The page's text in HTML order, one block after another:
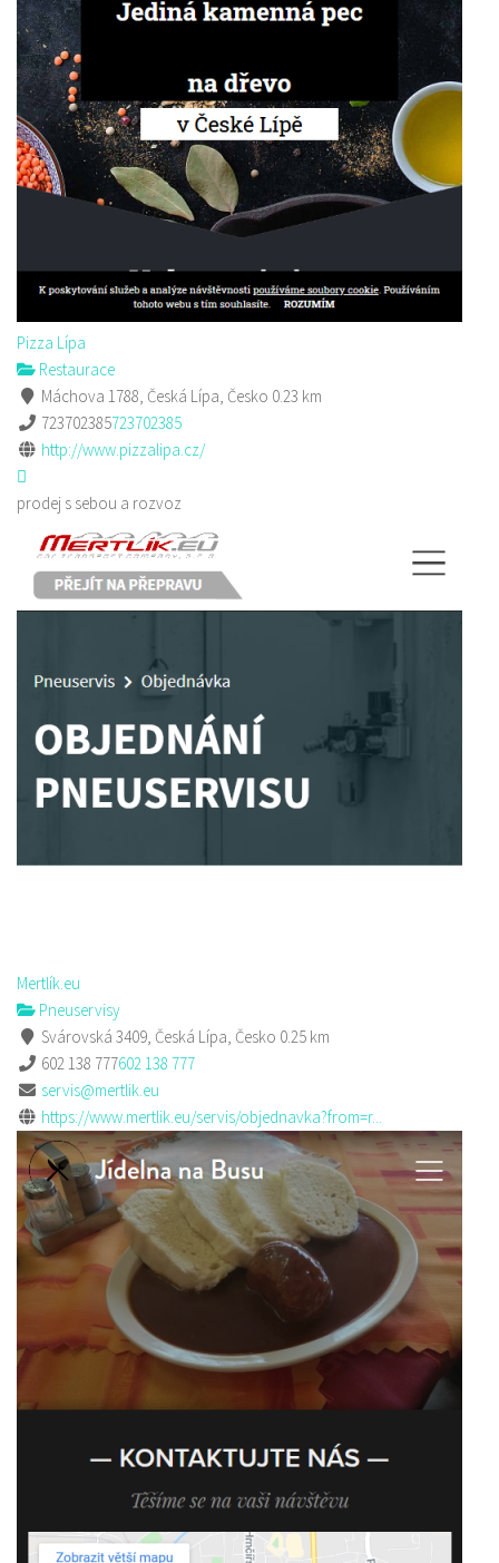
Pizza Lípa
Restaurace
Máchova 1788, Česká Lípa, Česko 0.23 km
723702385723702385
http://www.pizzalipa.cz/
prodej s sebou a rozvoz
Mertlík.eu
Pneuservisy
Svárovská 3409, Česká Lípa, Česko 0.25 km
602 138 777602 138 777
servis@mertlik.eu
https://www.mertlik.eu/servis/objednavka?from=r...